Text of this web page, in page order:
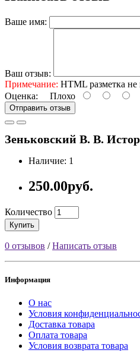
Ваше имя:
Ваш отзыв:
Примечание: HTML разметка не
Оценка: Плохо
Отправить отзыв
Зеньковский В. В.
Наличие: 1
250.00руб.
Количество
Купить
0 отзывов /Написать отзыв
Информация
О нас
Условия
Доставка товара
Оплата товара
Условия возврата товара